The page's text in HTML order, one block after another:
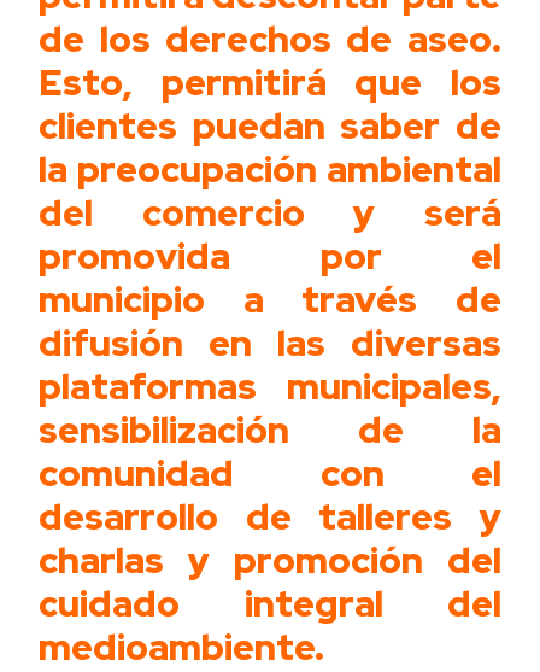
de los derechos de aseo.
Esto, permitirá que los
clientes puedan saber de
la preocupación ambiental
del comercio y será
promovida por el
municipio a través de
difusión en las diversas
plataformas municipales,
sensibilización de la
comunidad con el
desarrollo de talleres y
charlas y promoción del
cuidado integral del
medioambiente.